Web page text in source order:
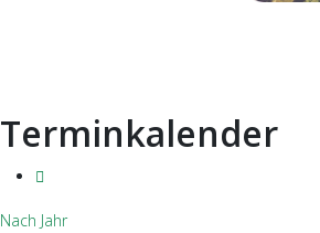
Terminkalender
Nach Jahr